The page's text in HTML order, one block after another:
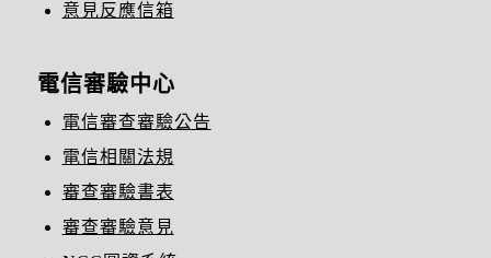
意見反應信箱
電信審驗中心
電信審查審驗公告
電信相關法規
審查審驗書表
審查審驗意見